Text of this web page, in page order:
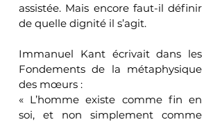
assistée. Mais encore faut-il définir
de quelle dignité il s’agit.
Immanuel Kant écrivait dans les
Fondements de la métaphysique
des mœurs :
« L’homme existe comme fin en
soi, et non simplement comme